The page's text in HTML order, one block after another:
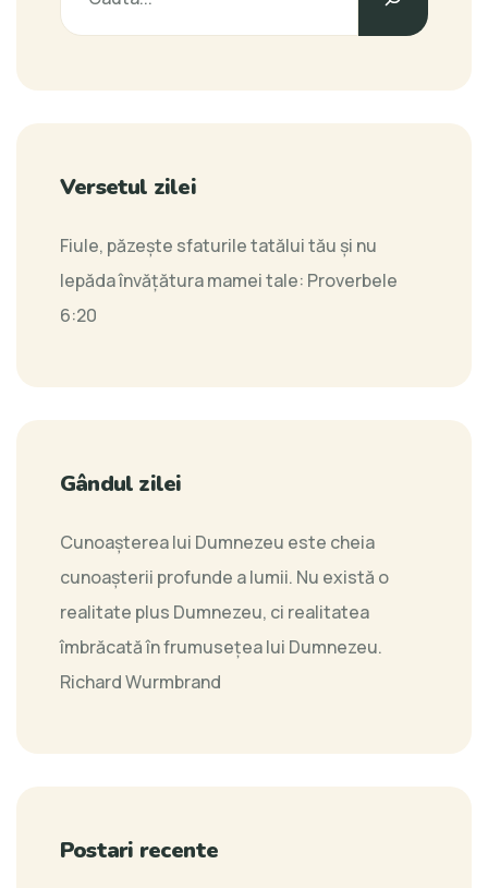
Versetul zilei
Fiule, păzeşte sfaturile tatălui tău şi nu
lepăda învăţătura mamei tale: Proverbele
6:20
Gândul zilei
Cunoaşterea lui Dumnezeu este cheia
cunoaşterii profunde a lumii. Nu există o
realitate plus Dumnezeu, ci realitatea
îmbrăcată în frumuseţea lui Dumnezeu.
Richard Wurmbrand
Postari recente